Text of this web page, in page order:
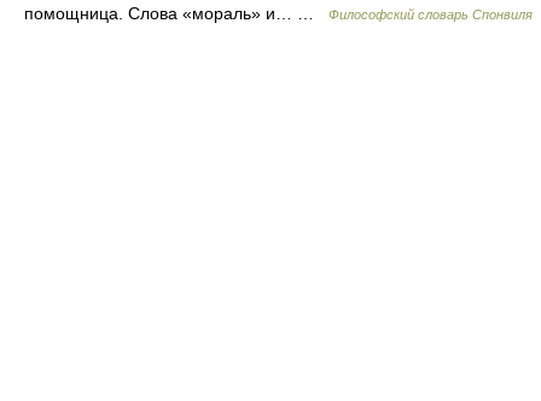
помощница. Слова «мораль» и… …
Философский словарь Спонвиля